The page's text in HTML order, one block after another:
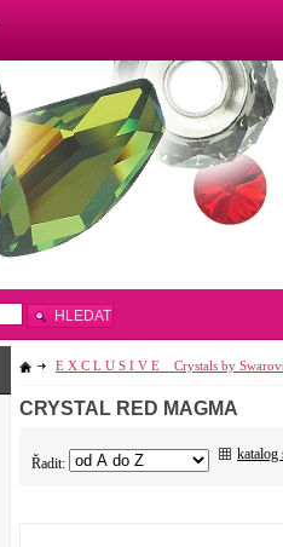
E X C L U S I V E _ Crystals by
CRYSTAL RED MAGMA
Řadit:
katalog
HLEDAT